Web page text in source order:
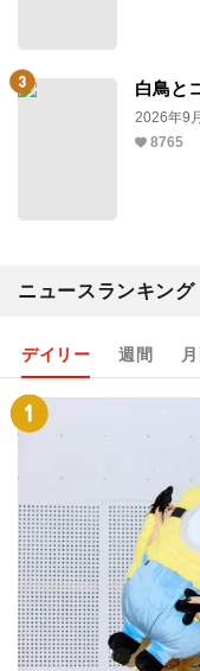
白鳥と
2026年9
8765
ニュースランキング
デイリー 週間